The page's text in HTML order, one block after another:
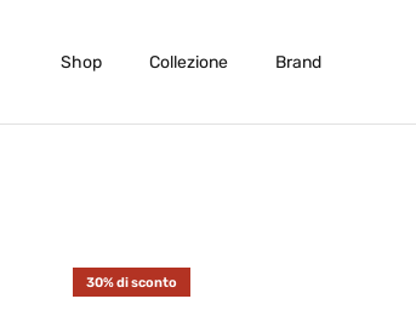
Shop Collezione Brand
30% di sconto